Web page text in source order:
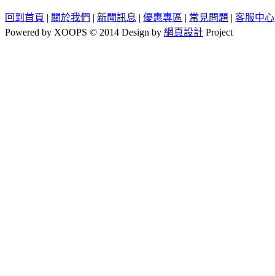
回到首頁 | 關於我們 | 新聞訊息 | 優惠專區 | 常見問題 | 客服中心
Powered by XOOPS © 2014 Design by 網頁設計 Project